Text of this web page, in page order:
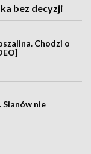
bez decyzji
Chodzi o
nie